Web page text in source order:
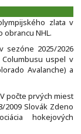
zlata v
NHL.
sezóne 2025/2026
uspel v
Avalanche) a
počte prvých miest
2009 Slovák Zdeno
hokejových